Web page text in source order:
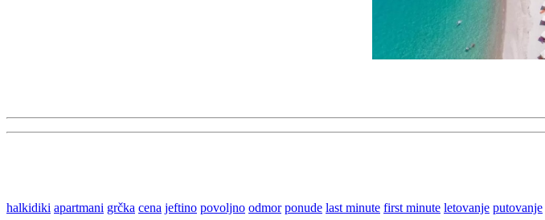
halkidiki apartmani grčka cena jeftino povoljno odmor ponude last minute first minute letovanje putovanje